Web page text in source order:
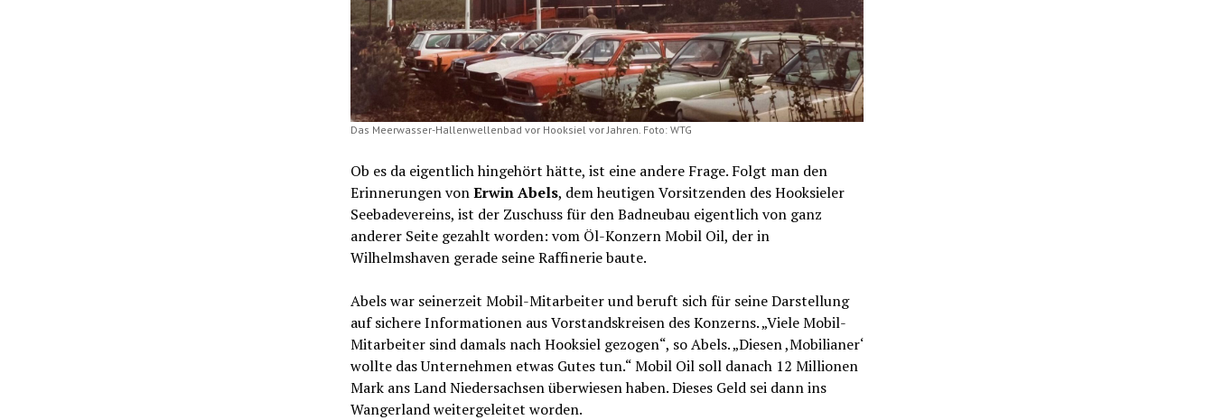
Das Meerwasser-Hallenwellenbad vor Hooksiel vor Jahren. Foto: WTG
Ob es da eigentlich hingehört hätte, ist eine andere Frage. Folgt man den
Erinnerungen vonErwin Abels, dem heutigen Vorsitzenden des Hooksieler
Seebadevereins, ist der Zuschuss für den Badneubau eigentlich von ganz
anderer Seite gezahlt worden: vom Öl-Konzern Mobil Oil, der in
Wilhelmshaven gerade seine Raffinerie baute.
Abels war seinerzeit Mobil-Mitarbeiter und beruft sich für seine Darstellung
auf sichere Informationen aus Vorstandskreisen des Konzerns. „Viele Mobil-
Mitarbeiter sind damals nach Hooksiel gezogen“, so Abels. „Diesen ,Mobilianer‘
wollte das Unternehmen etwas Gutes tun.“ Mobil Oil soll danach 12 Millionen
Mark ans Land Niedersachsen überwiesen haben. Dieses Geld sei dann ins
Wangerland weitergeleitet worden.